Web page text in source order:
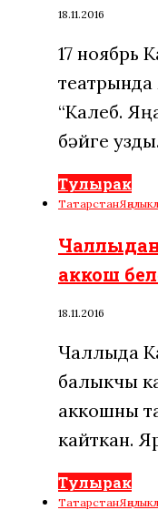
18.11.2016
17 ноябрь
“Калеб.
бәйге
Тулырак
Татарстан
аккош
18.11.2016
Чаллыда
балыкчы
аккошны
кайткан.
Тулырак
Татарстан